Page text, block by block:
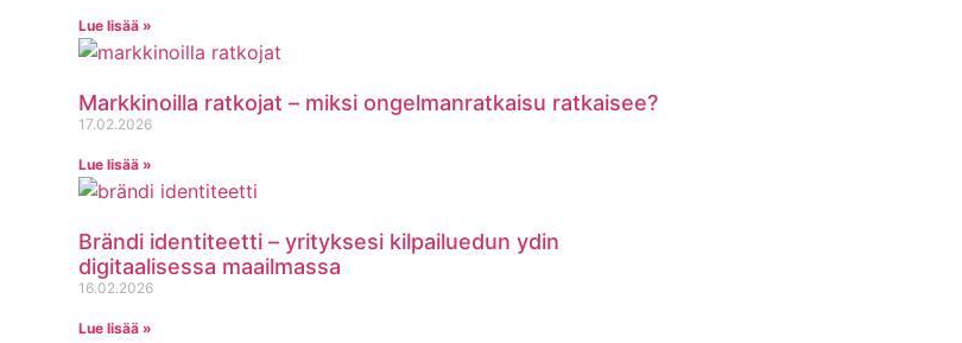
Lue lisää »
Markkinoilla ratkojat – miksi ongelmanratkaisu ratkaisee?
17.02.2026
Lue lisää »
Brändi identiteetti – yrityksesi kilpailuedun ydin
digitaalisessa maailmassa
16.02.2026
Lue lisää »